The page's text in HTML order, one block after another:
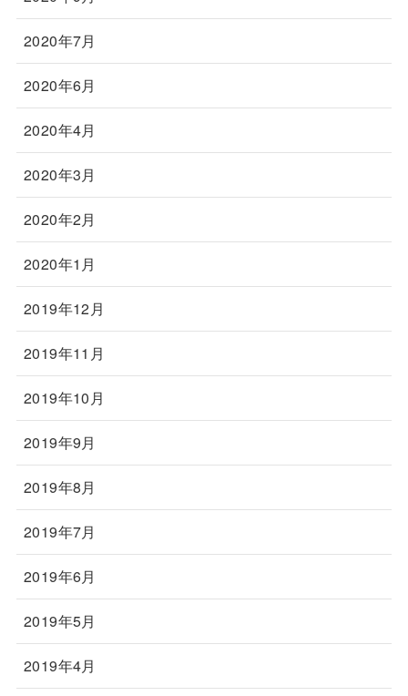
2020年7月
2020年6月
2020年4月
2020年3月
2020年2月
2020年1月
2019年12月
2019年11月
2019年10月
2019年9月
2019年8月
2019年7月
2019年6月
2019年5月
2019年4月